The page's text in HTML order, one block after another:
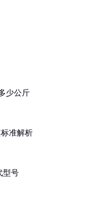
少公斤
准解析
型号